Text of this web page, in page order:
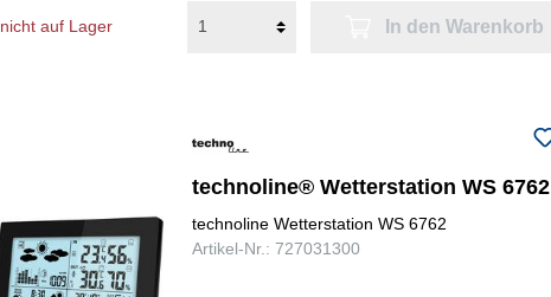
nicht auf Lager In den Warenkorb
technoline® Wetterstation WS 6762
technoline Wetterstation WS 6762
Artikel-Nr.: 727031300